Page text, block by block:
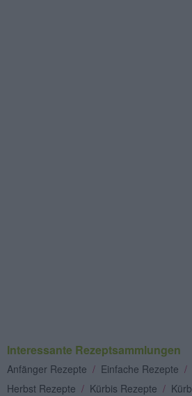
Interessante Rezeptsammlungen
Anfänger Rezepte / Einfache Rezepte /
Herbst Rezepte / Kürbis Rezepte /